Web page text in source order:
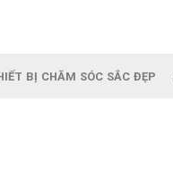
BỊ CHĂM SÓC SẮC ĐẸP